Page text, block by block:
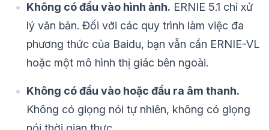
Không có đầu vào hình ảnh. ERNIE 5.1 chỉ xử
lý văn bản. Đối với các quy trình làm việc đa
phương thức của Baidu, bạn vẫn cần ERNIE-VL
hoặc một mô hình thị giác bên ngoài.
Không có đầu vào hoặc đầu ra âm thanh.
Không có giọng nói tự nhiên, không có giọng